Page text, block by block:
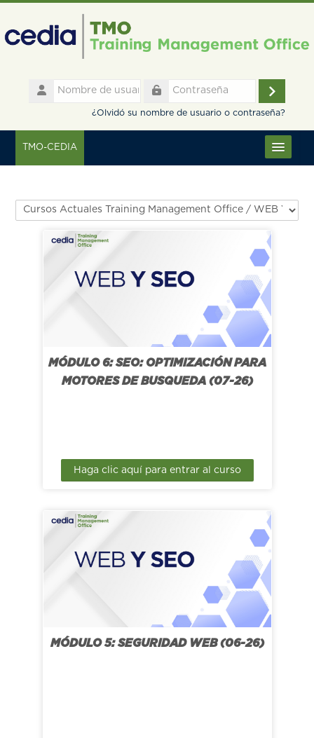
Nombre
¿Olvidó su nombre de usuario o contraseña?
TMO-CEDIA
MÓDULO 6: SEO: OPTIMIZACIÓN PARA
MOTORES DE BUSQUEDA (07-26)
Haga clic aquí para entrar al curso
MÓDULO 5: SEGURIDAD WEB (06-26)